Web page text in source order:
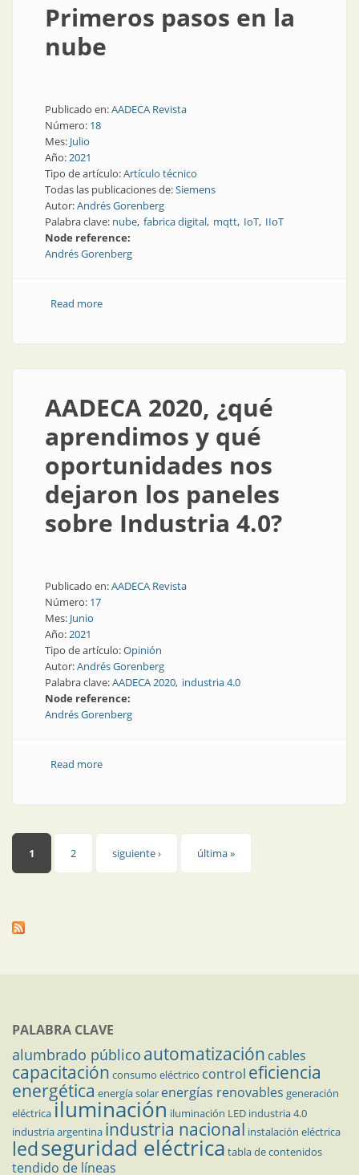
Primeros pasos en la
nube
Publicado en:AADECA Revista
Número: 18
Mes: Julio
Año:2021
Tipo de artículo:Artículo técnico
Todas las publicaciones de:Siemens
Autor:Andrés Gorenberg
Palabra clave: nube fabrica digital mqtt IoT IIoT
Node reference:
Andrés Gorenberg
Read moreabout Primeros pasos en la nube
AADECA 2020, ¿qué
aprendimos y qué
oportunidades nos
dejaron los paneles
sobre Industria 4.0?
Publicado en:AADECA Revista
Número: 17
Mes: Junio
Año:2021
Tipo de artículo:Opinión
Autor:Andrés Gorenberg
Palabra clave:AADECA 2020 industria 4.0
Node reference:
Andrés Gorenberg
Read moreabout AADECA 2020, ¿qué aprendimos y qué
Páginas
1 2 siguiente › última »
PALABRA CLAVE
alumbrado público automatización cables
capacitación consumo eléctrico control eficiencia
energética energía solar energías renovables generación
eléctricailuminación iluminación LED industria 4.0
industria argentina industria nacional instalación eléctrica
ledseguridad eléctrica tabla de contenidos
tendido de líneas